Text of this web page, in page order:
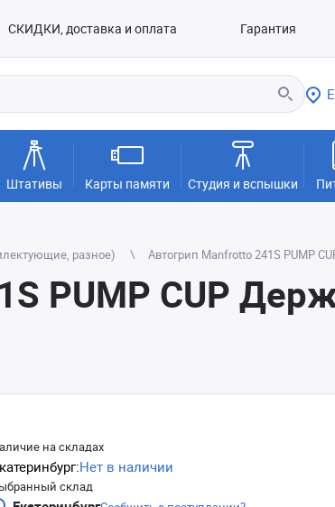
СКИДКИ, доставка и оплата Гарантия
Штативы Карты памяти Студия и вспышки
разное) Автогрип Manfrotto 241S PUMP
PUMP CUP
на складах
Нет в наличии
склад